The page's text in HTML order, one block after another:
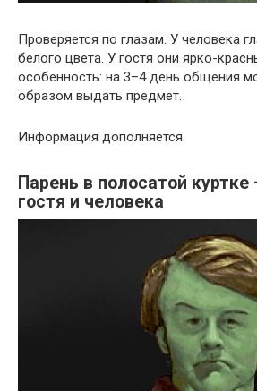
Проверяется по глазам. У человека
белого цвета. У гостя они ярко-
особенность: на 3–4 день общения
образом выдать предмет.
Информация дополняется.
Парень в полосатой куртке
гостя и человека